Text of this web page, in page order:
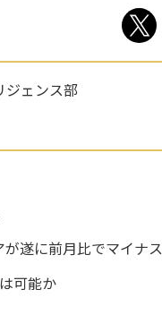
ジェンス部
遂に前月比でマイナ
可能か